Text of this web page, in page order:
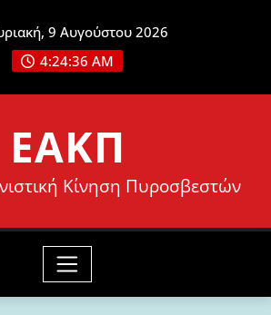
9 Αυγούστου 2026
4:24:38 AM
ΕΑΚΠ
Κίνηση Πυροσβεστών